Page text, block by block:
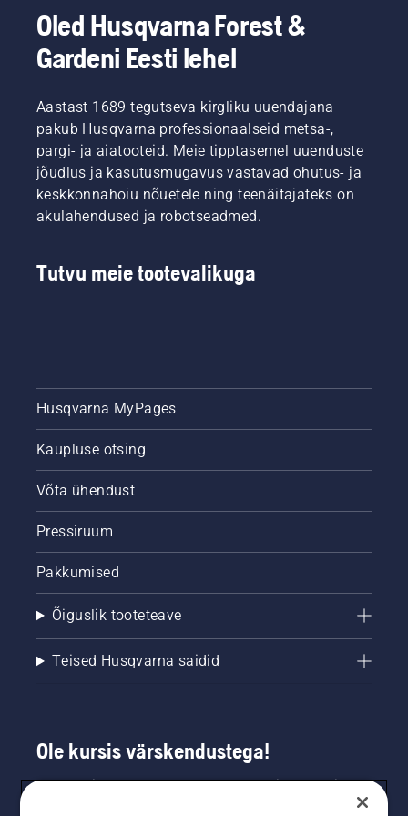
olekut.
kontrollige
kettsaag
ja
veenduge,
et
ketipidur
maha
kettsae
tööle. Õli
tüvel
et
määrdesüsteem
tööle.
Oled Husqvarna Forest &
Gardeni Eesti lehel
Aastast 1689 tegutseva kirgliku uuendajana
pakub Husqvarna professionaalseid metsa-,
pargi- ja aiatooteid. Meie tipptasemel uuenduste
jõudlus ja kasutusmugavus vastavad ohutus- ja
keskkonnahoiu nõuetele ning teenäitajateks on
akulahendused ja robotseadmed.
Tutvu meie tootevalikuga
Husqvarna MyPages
Kaupluse otsing
Võta ühendust
Pressiruum
Pakkumised
Õiguslik tooteteave
Teised Husqvarna saidid
Ole kursis värskendustega!
Saa uusimat teavet uute toodete, eripakkumiste